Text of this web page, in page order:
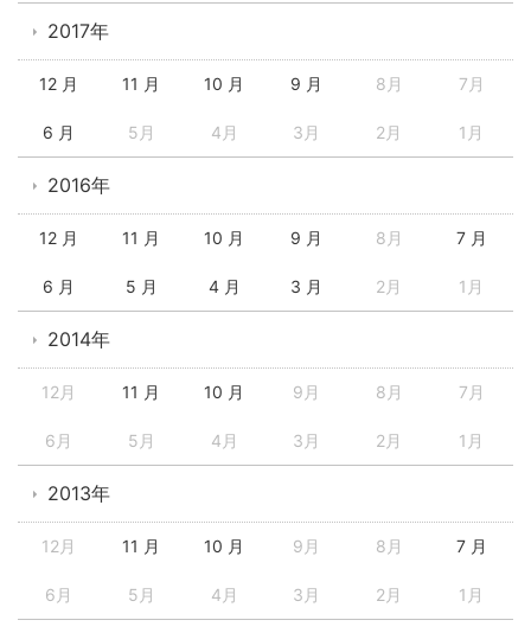
2017年
12 月 11 月 10 月 9 月 8月 7月
6 月 5月 4月 3月 2月 1月
2016年
12 月 11 月 10 月 9 月 8月 7 月
6 月 5 月 4 月 3 月 2月 1月
2014年
12月 11 月 10 月 9月 8月 7月
6月 5月 4月 3月 2月 1月
2013年
12月 11 月 10 月 9月 8月 7 月
6月 5月 4月 3月 2月 1月